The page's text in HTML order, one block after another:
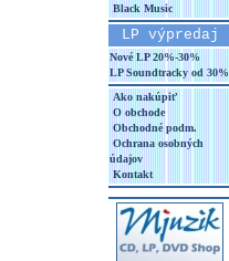
Black Music
LP výpredaj
Nové LP 20%-30%
LP Soundtracky od 30%
Ako nakúpiť
O obchode
Obchodné podm.
Ochrana osobných
údajov
Kontakt